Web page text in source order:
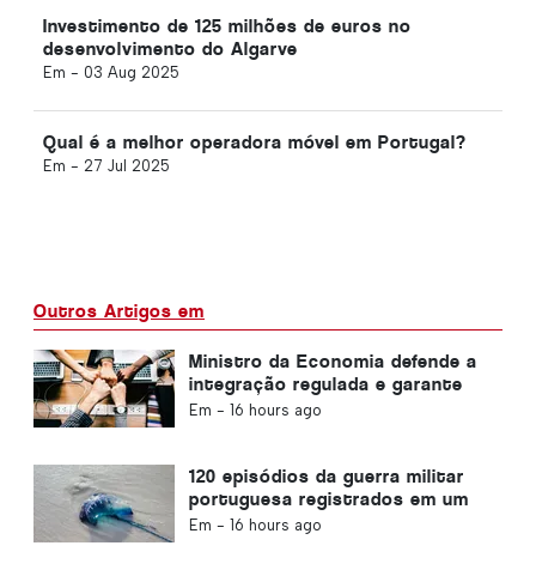
Investimento de 125 milhões de euros no
desenvolvimento do Algarve
Em - 03 Aug 2025
Qual é a melhor operadora móvel em Portugal?
Em - 27 Jul 2025
Outros Artigos em
Ministro da Economia defende a
integração regulada e garante
um canal acelerado para
Em - 16 hours ago
120 episódios da guerra militar
portuguesa registrados em um
único dia
Em - 16 hours ago